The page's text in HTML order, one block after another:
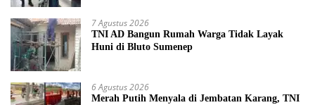
7 Agustus 2026
TNI AD Bangun Rumah Warga Tidak Layak
Huni di Bluto Sumenep
6 Agustus 2026
Merah Putih Menyala di Jembatan Karang, TNI